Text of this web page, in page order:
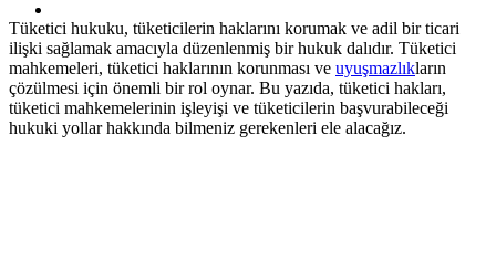
Tüketici hukuku, tüketicilerin haklarını korumak ve adil bir ticari
ilişki sağlamak amacıyla düzenlenmiş bir hukuk dalıdır. Tüketici
mahkemeleri, tüketici haklarının korunması ve uyuşmazlıkların
çözülmesi için önemli bir rol oynar. Bu yazıda, tüketici hakları,
tüketici mahkemelerinin işleyişi ve tüketicilerin başvurabileceği
hukuki yollar hakkında bilmeniz gerekenleri ele alacağız.